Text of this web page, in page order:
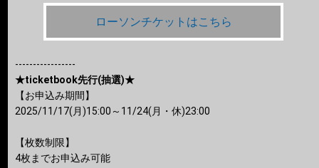
ローソンチケットはこちら
-----------------
★ticketbook先行(抽選)★
【お申込み期間】
2025/11/17(月)15:00～11/24(月・休)23:00
【枚数制限】
4枚までお申込み可能